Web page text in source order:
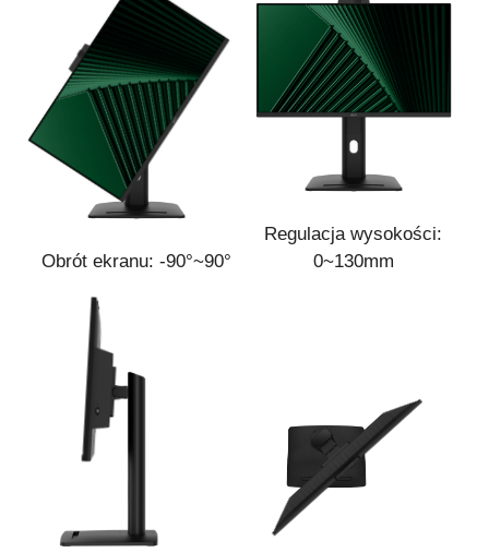
Obrót ekranu: -90°~90°
Regulacja wysokości:
0~130mm